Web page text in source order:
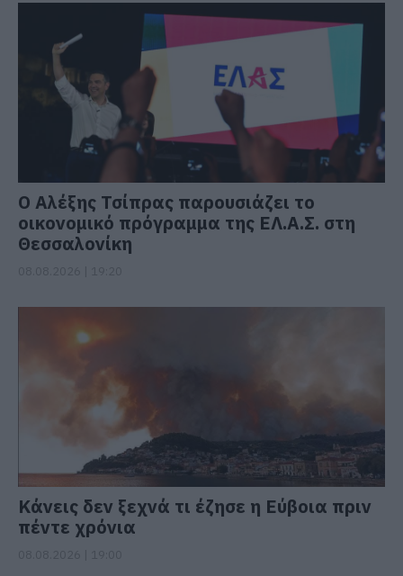
Ο Αλέξης Τσίπρας παρουσιάζει το
οικονομικό πρόγραμμα της ΕΛ.Α.Σ. στη
Θεσσαλονίκη
Κάνεις δεν ξεχνά τι έζησε η Εύβοια πριν
πέντε χρόνια